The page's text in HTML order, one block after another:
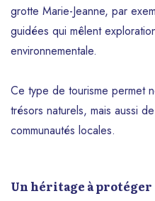
grotte Marie-Jeanne, par
guidées qui mêlent
environnementale.
Ce type de tourisme permet
trésors naturels, mais aussi
communautés locales.
Un héritage à protéger